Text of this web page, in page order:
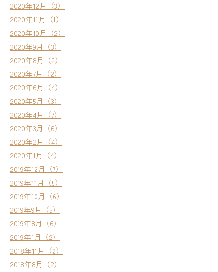
2020年12月（3）
2020年11月（1）
2020年10月（2）
2020年9月（3）
2020年8月（2）
2020年7月（2）
2020年6月（4）
2020年5月（3）
2020年4月（7）
2020年3月（6）
2020年2月（4）
2020年1月（4）
2019年12月（7）
2019年11月（5）
2019年10月（6）
2019年9月（5）
2019年8月（6）
2019年1月（2）
2018年11月（2）
2018年8月（2）